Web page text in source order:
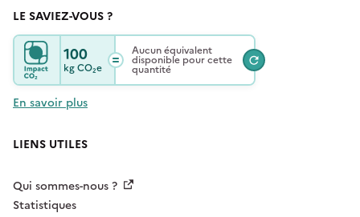
LE SAVIEZ-VOUS ?
100
kgCO₂e
Aucun équivalent
disponible pour cette
quantité
En savoir plus
LIENS UTILES
Qui sommes-nous ?
Statistiques